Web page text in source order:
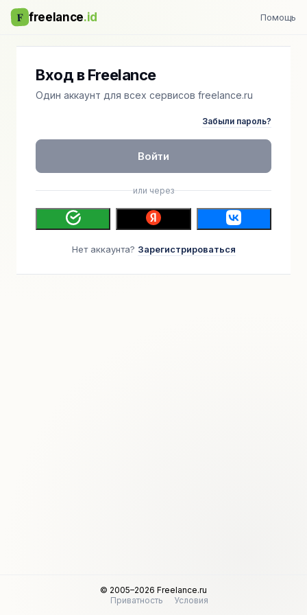
F freelance.id Помощь
Вход в Freelance
Один аккаунт для всех сервисов freelance.ru
Забыли пароль?
Войти
или через
Нет аккаунта? Зарегистрироваться
© 2005–2026 Freelance.ru
Приватность
Условия